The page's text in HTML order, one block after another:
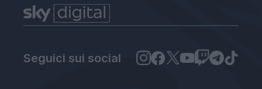
Seguici sui social